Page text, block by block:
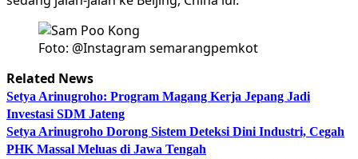
Foto: @Instagram semarangpemkot
Related News
Setya Arinugroho: Program Magang Kerja Jepang Jadi
Investasi SDM Jateng
Setya Arinugroho Dorong Sistem Deteksi Dini Industri, Cegah
PHK Massal Meluas di Jawa Tengah